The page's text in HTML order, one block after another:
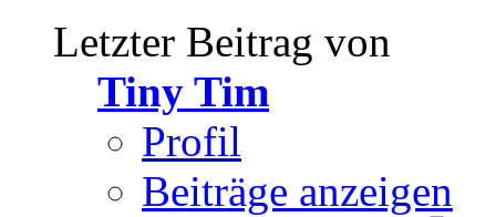
Letzter Beitrag von
Tiny Tim
Profil
Beiträge anzeigen